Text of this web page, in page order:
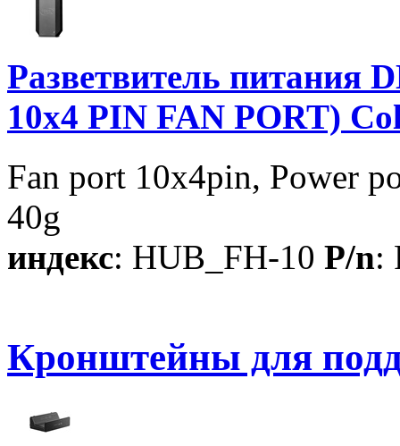
Разветвитель питания
10x4 PIN FAN PORT)
Fan port 10x4pin, Power
40g
индекс: HUB_FH-10 P/n:
Кронштейны для